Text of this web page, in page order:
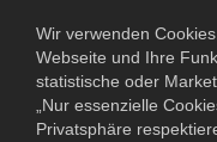
Wir verwenden
Webseite und Ihre
statistische oder
„Nur essenzielle
Privatsphäre